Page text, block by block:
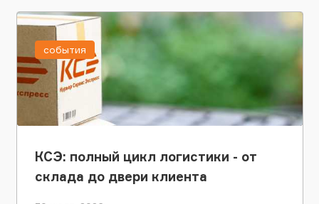
КСЭ: полный цикл логистики - от
склада до двери клиента
события